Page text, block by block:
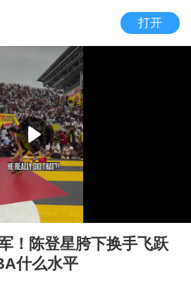
打开
！陈登星胯下换手飞跃
什么水平